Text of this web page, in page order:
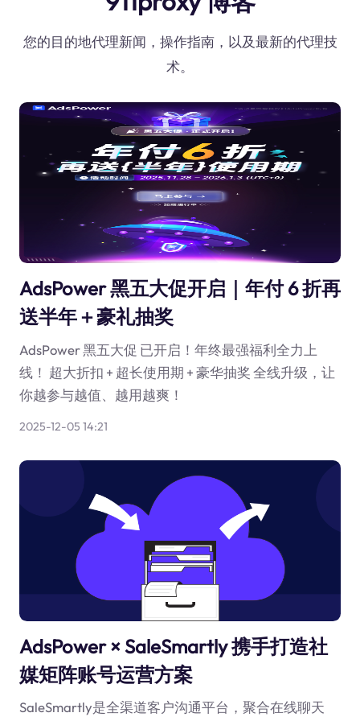
您的目的地代理新闻，操作指南，以及最新的代理技
术。
AdsPower 黑五大促开启｜年付 6 折再
送半年＋豪礼抽奖
AdsPower 黑五大促 已开启！年终最强福利全力上
线！ 超大折扣 + 超长使用期 + 豪华抽奖 全线升级，让
你越参与越值、越用越爽！
2025-12-05 14:21
AdsPower × SaleSmartly 携手打造社
媒矩阵账号运营方案
SaleSmartly是全渠道客户沟通平台，聚合在线聊天